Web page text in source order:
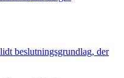
beslutningsgrundlag, der